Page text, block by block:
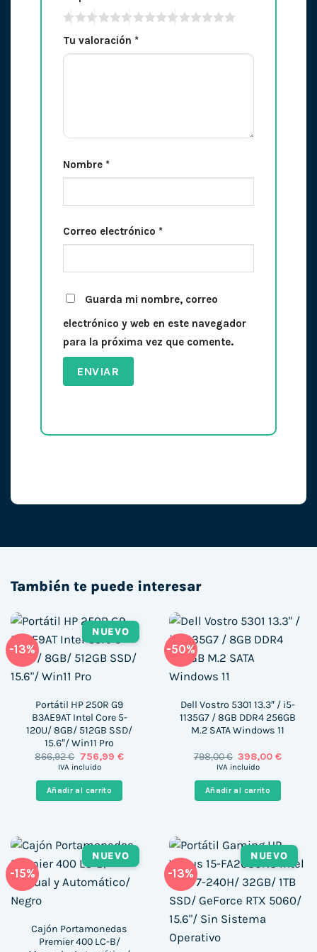
Tu valoración *
Nombre *
Correo electrónico *
Guarda mi nombre, correo
electrónico y web en este navegador
para la próxima vez que comente.
También te puede interesar
-13%
NUEVO
Portátil HP 250R G9
B3AE9AT Intel Core 5-
120U/ 8GB/ 512GB SSD/
15.6″/ Win11 Pro
866,92€ El
precio
era:
866,92 €.
756,99 €El
IVA incluido
Añadir al carrito
-50%
Dell Vostro 5301 13.3″ / i5-
1135G7 / 8GB DDR4 256GB
M.2 SATA Windows 11
798,00€ El
precio
era:
798,00 €.
398,00€El
IVA incluido
Añadir al carrito
-15%
NUEVO
Cajón Portamonedas
Premier 400 LC-B/
-13%
NUEVO